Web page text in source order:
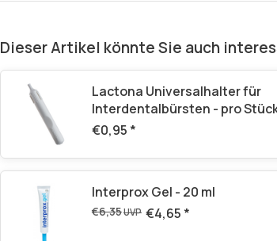
Dieser Artikel könnte Sie auch
Lactona Universalhalter für
Interdentalbürsten - pro
€0,95 *
Interprox Gel - 20 ml
€6,35UVP €4,65 *